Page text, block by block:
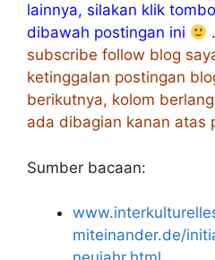
lainnya, silakan klik
dibawah postingan ini
subscribe follow blog
ketinggalan postingan
berikutnya, kolom
ada dibagian kanan atas
Sumber bacaan:
miteinander.de/